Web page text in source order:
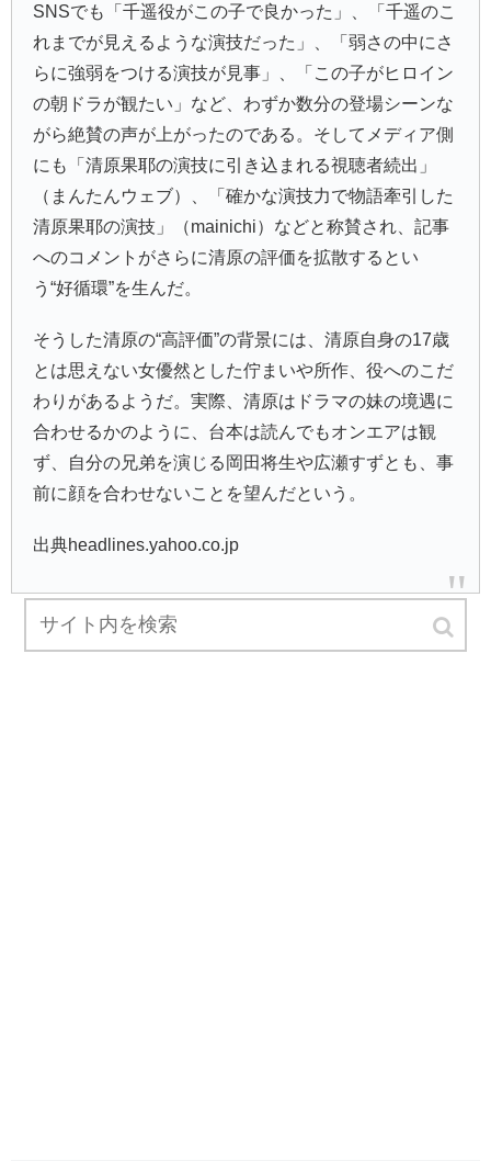
SNSでも「千遥役がこの子で良かった」、「千遥のこ
れまでが見えるような演技だった」、「弱さの中にさ
らに強弱をつける演技が見事」、「この子がヒロイン
の朝ドラが観たい」など、わずか数分の登場シーンな
がら絶賛の声が上がったのである。そしてメディア側
にも「清原果耶の演技に引き込まれる視聴者続出」
（まんたんウェブ）、「確かな演技力で物語牽引した
清原果耶の演技」（mainichi）などと称賛され、記事
へのコメントがさらに清原の評価を拡散するとい
う“好循環”を生んだ。
そうした清原の“高評価”の背景には、清原自身の17歳
とは思えない女優然とした佇まいや所作、役へのこだ
わりがあるようだ。実際、清原はドラマの妹の境遇に
合わせるかのように、台本は読んでもオンエアは観
ず、自分の兄弟を演じる岡田将生や広瀬すずとも、事
前に顔を合わせないことを望んだという。
出典headlines.yahoo.co.jp
スポンサーリンク